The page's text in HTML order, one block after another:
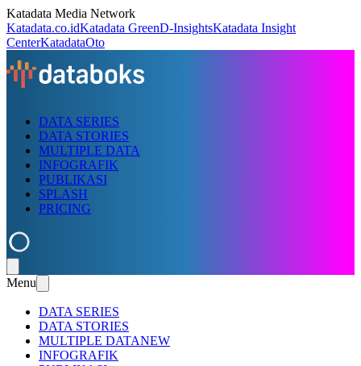
Katadata Media Network
Katadata.co.idKatadata GreenD-InsightsKatadata Insight
CenterKatadataOto
DATA SERIES
DATA STORIES
MULTIPLE DATA
INFOGRAFIK
PUBLIKASI
SPLASH
PRICING
Menu
DATA SERIES
DATA STORIES
MULTIPLE DATANEW
INFOGRAFIK